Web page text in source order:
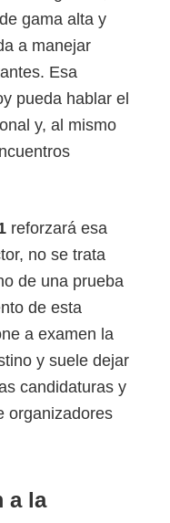
gama alta y
a manejar
Esa
pueda hablar el
y, al mismo
reforzará esa
no se trata
de una prueba
de esta
a examen la
y suele dejar
candidaturas y
organizadores
a la